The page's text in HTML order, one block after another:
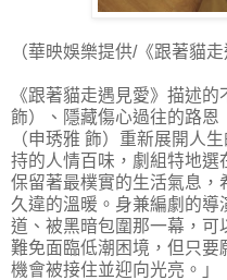
（華映娛樂提供/《跟著貓
《跟著貓走遇見愛》描述
飾）、隱藏傷心過往的路恩
（申琇雅 飾）重新展開人
持的人情百味，劇組特地選
保留著最樸實的生活氣息，
久違的溫暖。身兼編劇的
道、被黑暗包圍那一幕，可
難免面臨低潮困境，但只要
機會被接住並迎向光亮。」